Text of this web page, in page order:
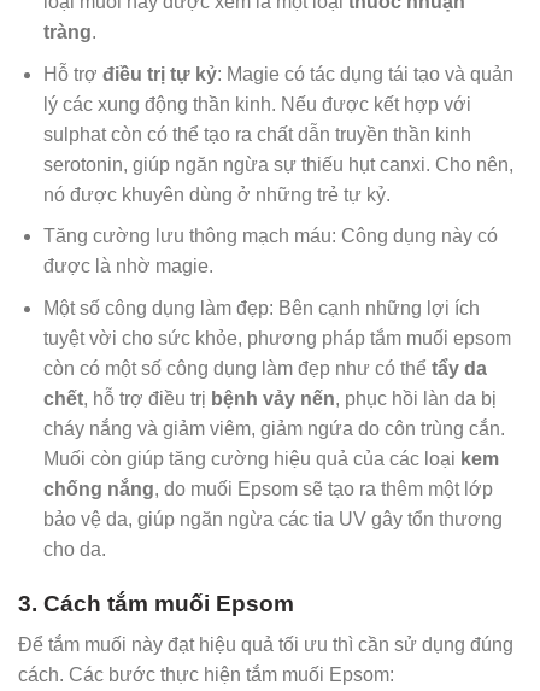
tràng.
Hỗ trợ điều trị tự kỷ: Magie có tác dụng tái tạo và quản
lý các xung động thần kinh. Nếu được kết hợp với
sulphat còn có thể tạo ra chất dẫn truyền thần kinh
serotonin, giúp ngăn ngừa sự thiếu hụt canxi. Cho nên,
nó được khuyên dùng ở những trẻ tự kỷ.
Tăng cường lưu thông mạch máu: Công dụng này có
được là nhờ magie.
Một số công dụng làm đẹp: Bên cạnh những lợi ích
tuyệt vời cho sức khỏe, phương pháp tắm muối epsom
còn có một số công dụng làm đẹp như có thể tẩy da
chết, hỗ trợ điều trị bệnh vảy nến, phục hồi làn da bị
cháy nắng và giảm viêm, giảm ngứa do côn trùng cắn.
Muối còn giúp tăng cường hiệu quả của các loại kem
chống nắng, do muối Epsom sẽ tạo ra thêm một lớp
bảo vệ da, giúp ngăn ngừa các tia UV gây tổn thương
cho da.
3. Cách tắm muối Epsom
Để tắm muối này đạt hiệu quả tối ưu thì cần sử dụng đúng
cách. Các bước thực hiện tắm muối Epsom: